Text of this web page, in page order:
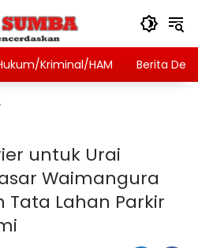
Kriminal/HAM Berita Desa
untuk Urai
Waimangura
Tata Lahan Parkir